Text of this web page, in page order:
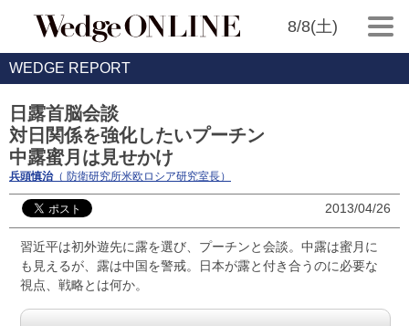
8/8(土)
WEDGE REPORT
日露首脳会談
対日関係を強化したいプーチン
中露蜜月は見せかけ
兵頭慎治（ 防衛研究所米欧ロシア研究室長）
2013/04/26
習近平は初外遊先に露を選び、プーチンと会談。中露は蜜月に
も見えるが、露は中国を警戒。日本が露と付き合うのに必要な
視点、戦略とは何か。